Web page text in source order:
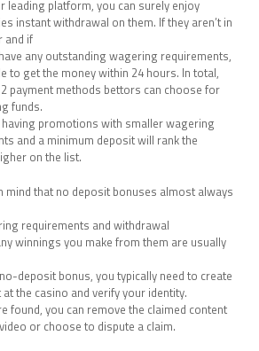
leading platform, you can surely enjoy
instant withdrawal on them. If they aren’t in
and if
any outstanding wagering requirements,
to get the money within 24 hours. In total,
payment methods bettors can choose for
funds.
promotions with smaller wagering
and a minimum deposit will rank the
on the list.
mind that no deposit bonuses almost always
requirements and withdrawal
winnings you make from them are usually
deposit bonus, you typically need to create
at the casino and verify your identity.
found, you can remove the claimed content
or choose to dispute a claim.